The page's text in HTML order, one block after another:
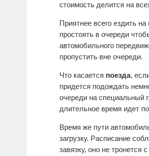
стоимость делится на
Приятнее всего ездить
простоять в очереди
автомобильного
пропустить вне очереди.
Что касается поезда,
придется подождать
очереди на специальный
длительное время идет
Время же пути
загрузку. Расписание
завязку, оно не тронется